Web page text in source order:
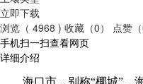
立即下载
浏览（ 4968 ) 收藏（0） 点赞（
手机扫一扫查看网页
详细介绍
海口市，别称“椰城”，